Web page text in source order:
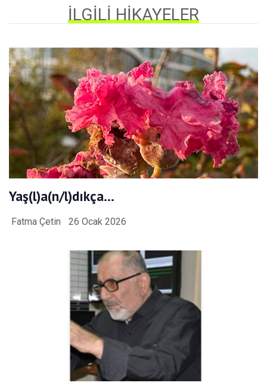
İLGILI HIKAYELER
Yaş(l)a(n/l)dıkça…
Fatma Çetin 26 Ocak 2026